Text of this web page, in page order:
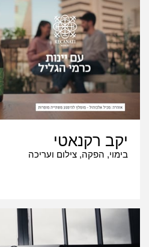
יקב רקנאטי
בימוי, הפקה, צילום ועריכה